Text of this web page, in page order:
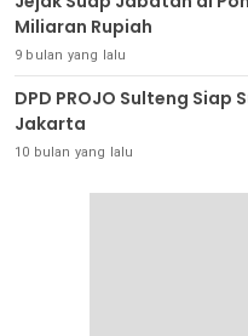
Miliaran Rupiah
9 bulan yang lalu
DPD PROJO Sulteng Siap
Jakarta
10 bulan yang lalu